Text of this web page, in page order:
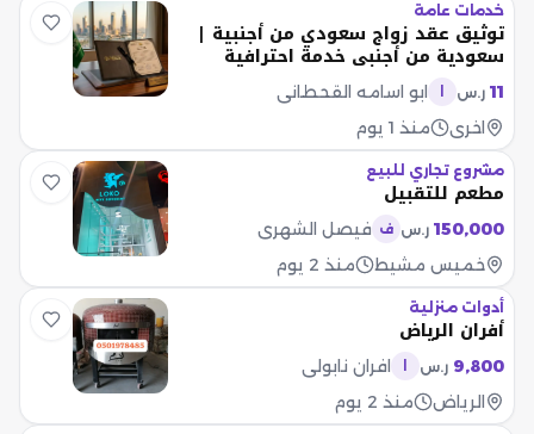
خدمات عامة
توثيق عقد زواج سعودي من أجنبية |
سعودية من أجنبي خدمة احترافية
وسريعة في إنهاء إجراءات توثيق عقد
الزواج توثيق عقد زواج سعودي من
أجنبية توثيق عقد زواج سعودية من
أجنبي متابعة كاملة للمعاملة حتى صدور
تشمل - مراجعة المستندات والمتطلبات
النظامية. - متابعة إجراءات التوثيق لدى
الجهات المختصة. - حجز المواعيد اللازمة
عند الحاجة. - إصدار عقد الزواج
الإلكتروني بعد اكتمال الإجراءات. -
متابعة خاصة للحالات داخل المملكة
الإنجاز والمتا
11 ر.س
ابو اسامه القحطاني
اخرى
منذ 1 يوم
مشروع تجاري للبيع
مطعم للتقبيل
150,000 ر.س ف فيصل الشهري
خميس مشيط
منذ 2 يوم
أدوات منزلية
أفران الرياض
9,800 ر.س
افران نابولي
الرياض
منذ 2 يوم